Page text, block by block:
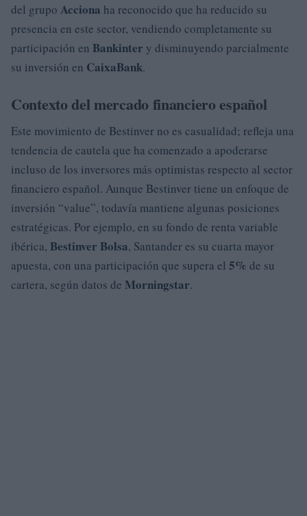
del grupo Acciona ha reconocido que ha reducido su
presencia en este sector, vendiendo completamente su
participación en Bankinter y disminuyendo parcialmente
su inversión en CaixaBank.
Contexto del mercado financiero español
Este movimiento de Bestinver no es casualidad; refleja una
tendencia de cautela que ha comenzado a apoderarse
incluso de los inversores más optimistas respecto al sector
financiero español. Aunque Bestinver tiene un enfoque de
inversión “value”, todavía mantiene algunas posiciones
estratégicas. Por ejemplo, en su fondo de renta variable
ibérica, Bestinver Bolsa, Santander es su cuarta mayor
apuesta, con una participación que supera el 5% de su
cartera, según datos de Morningstar.